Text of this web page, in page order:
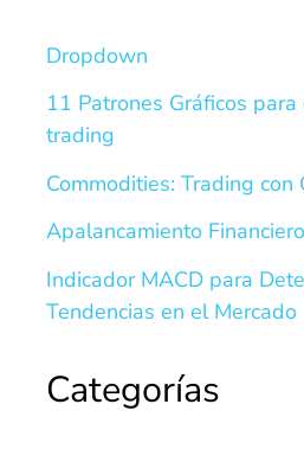
Dropdown
11 Patrones Gráficos para
trading
Commodities: Trading con
Apalancamiento
Indicador MACD para
Tendencias en el Mercado
Categorías